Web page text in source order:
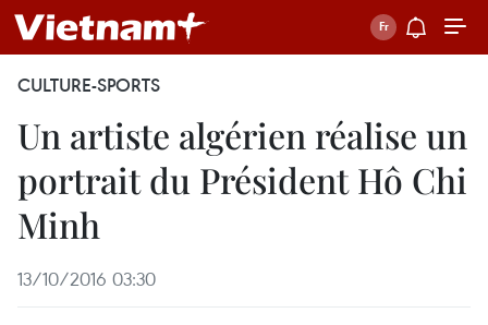
CULTURE-SPORTS
Un artiste algérien réalise un
portrait du Président Hô Chi
Minh
13/10/2016 03:30